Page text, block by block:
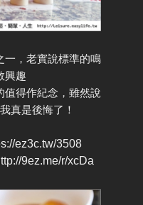
一，老實說標準的鳴
興趣
值得作紀念，雖然說
真是後悔了！
ez3c.tw/3508
9ez.me/r/xcDa